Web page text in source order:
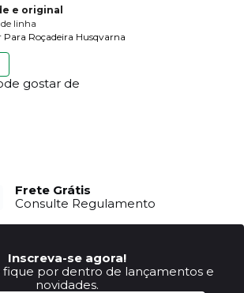
e original
linha
Roçadeira Husqvarna
gostar de
Frete Grátis
Consulte Regulamento
Inscreva-se agora!
fique por dentro de lançamentos e
novidades.